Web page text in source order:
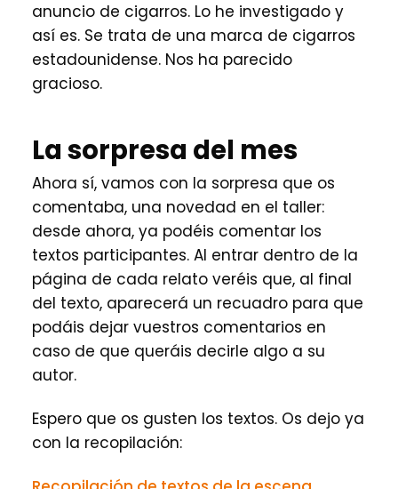
anuncio de cigarros. Lo he investigado y
así es. Se trata de una marca de cigarros
estadounidense. Nos ha parecido
gracioso.
La sorpresa del mes
Ahora sí, vamos con la sorpresa que os
comentaba, una novedad en el taller:
desde ahora, ya podéis comentar los
textos participantes. Al entrar dentro de la
página de cada relato veréis que, al final
del texto, aparecerá un recuadro para que
podáis dejar vuestros comentarios en
caso de que queráis decirle algo a su
autor.
Espero que os gusten los textos. Os dejo ya
con la recopilación: